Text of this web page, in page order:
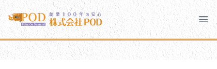
メインコンテンツにスキップ
株式会社ペイント・オン・デマンド
千葉の外壁塗装・屋根塗装なら創業100年の安心 ペイン
株式会社ペイント・オン・デマンド
モバイルメニュー
PODのまちづくり 安心の取り組み